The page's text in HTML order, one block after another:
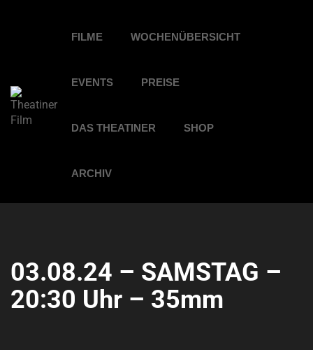
FILME WOCHENÜBERSICHT
EVENTS PREISE
DAS THEATINER SHOP
ARCHIV
03.08.24 – SAMSTAG –
20:30 Uhr – 35mm